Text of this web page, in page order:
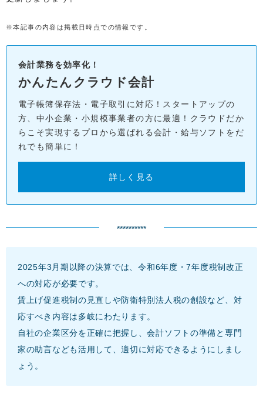
※本記事の内容は掲載日時点での情報です。
会計業務を効率化！
かんたんクラウド会計
電子帳簿保存法・電子取引に対応！スタートアップの
方、中小企業・小規模事業者の方に最適！クラウドだか
らこそ実現するプロから選ばれる会計・給与ソフトをだ
れでも簡単に！
詳しく見る
**********
2025年3月期以降の決算では、令和6年度・7年度税制改正
への対応が必要です。
賃上げ促進税制の見直しや防衛特別法人税の創設など、対
応すべき内容は多岐にわたります。
自社の企業区分を正確に把握し、会計ソフトの準備と専門
家の助言なども活用して、適切に対応できるようにしまし
ょう。